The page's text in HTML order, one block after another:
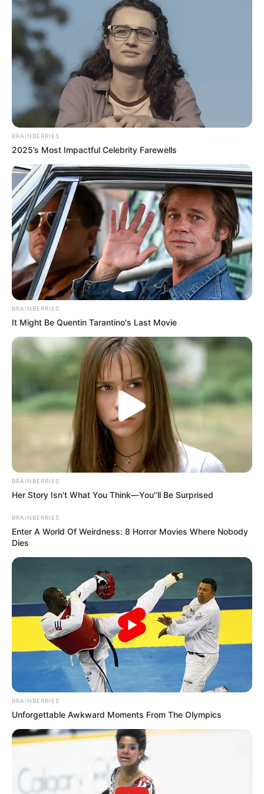
CTA LOVE
17 Rare Churches Underground That Still Exist
BRAINBERRIES
Plastic Surgery Splurge: Instagram Model's Quest
For Barbie Looks
BRAINBERRIES
Sensational Seductress: Demi Moore's Most
Scandalous Performances
BRAINBERRIES
Shocking Turn Of Event: Actors Who Pursued
Controversial Careers
BRAINBERRIES
Why this ordinary drink is the secret to feeling your
best every day
CTA FAVORITE
BRAINBERRIES
2025’s Most Impactful Celebrity Farewells
BRAINBERRIES
It Might Be Quentin Tarantino's Last Movie
BRAINBERRIES
Her Story Isn't What You Think—You''ll Be Surprised
BRAINBERRIES
Enter A World Of Weirdness: 8 Horror Movies Where Nobody
Dies
BRAINBERRIES
Unforgettable Awkward Moments From The Olympics